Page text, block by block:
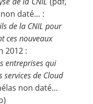
daté… :
de la CNIL pour
ces nouveaux
2012 :
entreprises qui
services de Cloud
non daté…